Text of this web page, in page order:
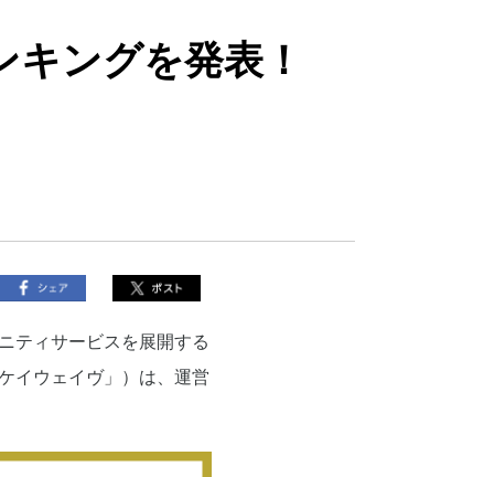
ングを発表！
ティサービスを展開する
イウェイヴ」）は、運営